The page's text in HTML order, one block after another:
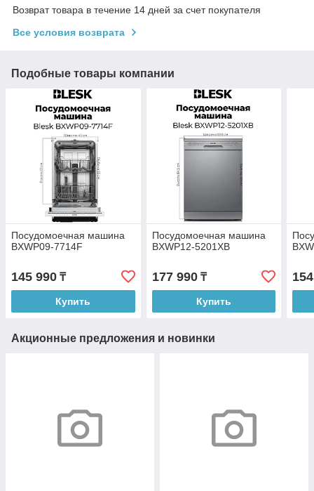
Возврат товара в течение 14 дней за счет покупателя
Все условия возврата
Подобные товары компании
Посудомоечная машина
BXWP09-7714F
145 990 ₸
Купить
Посудомоечная машина
BXWP12-5201ХB
177 990₸
Купить
Акционные предложения и новинки